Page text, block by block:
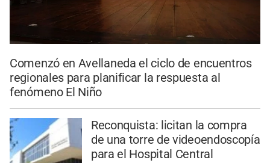
Comenzó en Avellaneda el ciclo de encuentros
regionales para planificar la respuesta al
fenómeno El Niño
Reconquista: licitan la compra
de una torre de videoendoscopía
para el Hospital Central